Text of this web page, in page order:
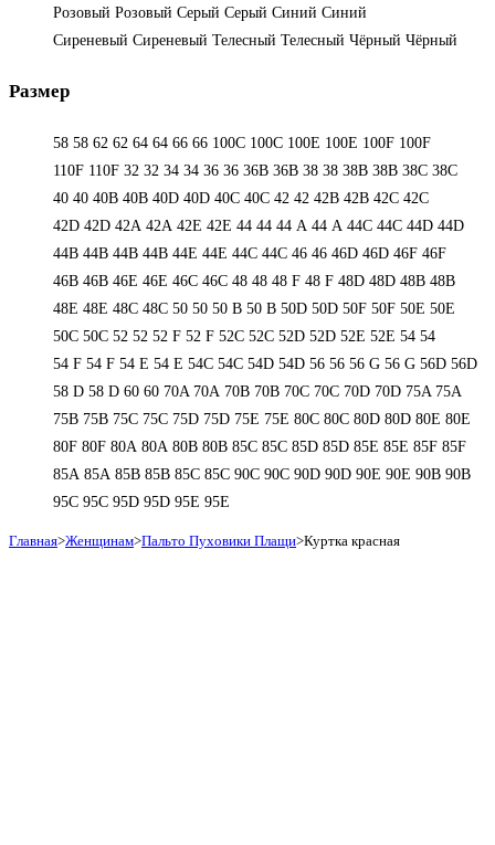
Розовый Розовый Серый Серый Синий Синий
Сиреневый Сиреневый Телесный Телесный Чёрный Чёрный
Размер
58 58 62 62 64 64 66 66 100C 100C 100E 100E 100F 100F
110F 110F 32 32 34 34 36 36 36B 36B 38 38 38B 38B 38С 38С
40 40 40B 40B 40D 40D 40С 40С 42 42 42B 42B 42C 42C
42D 42D 42А 42А 42Е 42Е 44 44 44 А 44 А 44C 44C 44D 44D
44В 44В 44В 44В 44Е 44Е 44С 44С 46 46 46D 46D 46F 46F
46В 46В 46Е 46Е 46С 46С 48 48 48 F 48 F 48D 48D 48В 48В
48Е 48Е 48С 48С 50 50 50 B 50 B 50D 50D 50F 50F 50Е 50Е
50С 50С 52 52 52 F 52 F 52C 52C 52D 52D 52E 52E 54 54
54 F 54 F 54 Е 54 Е 54C 54C 54D 54D 56 56 56 G 56 G 56D 56D
58 D 58 D 60 60 70A 70A 70B 70B 70C 70C 70D 70D 75A 75A
75B 75B 75C 75C 75D 75D 75E 75E 80C 80C 80D 80D 80E 80E
80F 80F 80А 80А 80В 80В 85C 85C 85D 85D 85E 85E 85F 85F
85А 85А 85В 85В 85С 85С 90C 90C 90D 90D 90E 90E 90В 90В
95C 95C 95D 95D 95E 95E
Главная>Женщинам>Пальто Пуховики Плащи>Куртка красная